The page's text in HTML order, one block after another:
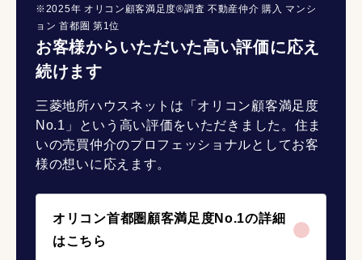
お客様からいただいた高い評価に応え
続けます
三菱地所ハウスネットは「オリコン顧客満足度
No.1」という高い評価をいただきました。住ま
いの売買仲介のプロフェッショナルとしてお客
様の想いに応えます。
オリコン首都圏顧客満足度No.1の詳細
はこちら
※2025年 オリコン顧客満足度®調査 不動産仲介 購入 マンシ
ョン 首都圏 第1位